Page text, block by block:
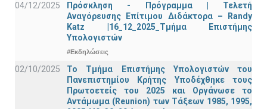
04/12/2025
Πρόσκληση - Πρόγραμμα | Τελετή
Αναγόρευσης Επίτιμου Διδάκτορα – Randy
Katz |16_12_2025_Τμήμα Επιστήμης
Υπολογιστών
#Εκδηλώσεις
02/10/2025
Το Τμήμα Επιστήμης Υπολογιστών του
Πανεπιστημίου Κρήτης Υποδέχθηκε τους
Πρωτοετείς του 2025 και Οργάνωσε το
Αντάμωμα (Reunion) των Τάξεων 1985, 1995,